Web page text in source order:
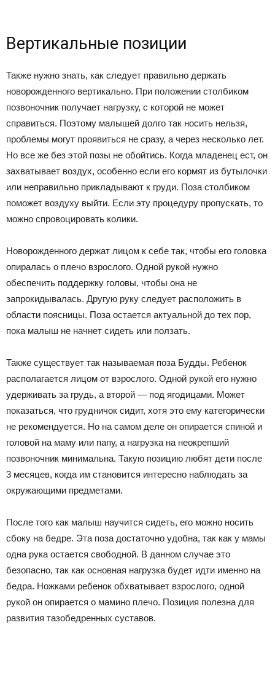
Вертикальные позиции
Также нужно знать, как следует правильно держать
новорожденного вертикально. При положении столбиком
позвоночник получает нагрузку, с которой не может
справиться. Поэтому малышей долго так носить нельзя,
проблемы могут проявиться не сразу, а через несколько лет.
Но все же без этой позы не обойтись. Когда младенец ест, он
захватывает воздух, особенно если его кормят из бутылочки
или неправильно прикладывают к груди. Поза столбиком
поможет воздуху выйти. Если эту процедуру пропускать, то
можно спровоцировать колики.
Новорожденного держат лицом к себе так, чтобы его головка
опиралась о плечо взрослого. Одной рукой нужно
обеспечить поддержку головы, чтобы она не
запрокидывалась. Другую руку следует расположить в
области поясницы. Поза остается актуальной до тех пор,
пока малыш не начнет сидеть или ползать.
Также существует так называемая поза Будды. Ребенок
располагается лицом от взрослого. Одной рукой его нужно
удерживать за грудь, а второй — под ягодицами. Может
показаться, что грудничок сидит, хотя это ему категорически
не рекомендуется. Но на самом деле он опирается спиной и
головой на маму или папу, а нагрузка на неокрепший
позвоночник минимальна. Такую позицию любят дети после
3 месяцев, когда им становится интересно наблюдать за
окружающими предметами.
После того как малыш научится сидеть, его можно носить
сбоку на бедре. Эта поза достаточно удобна, так как у мамы
одна рука остается свободной. В данном случае это
безопасно, так как основная нагрузка будет идти именно на
бедра. Ножками ребенок обхватывает взрослого, одной
рукой он опирается о мамино плечо. Позиция полезна для
развития тазобедренных суставов.